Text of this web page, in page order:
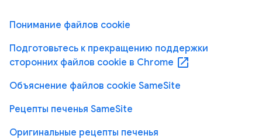
Понимание файлов cookie
Подготовьтесь к прекращению поддержки
сторонних файлов cookie в Chrome open_in_new
Объяснение файлов cookie SameSite
Рецепты печенья SameSite
Оригинальные рецепты печенья